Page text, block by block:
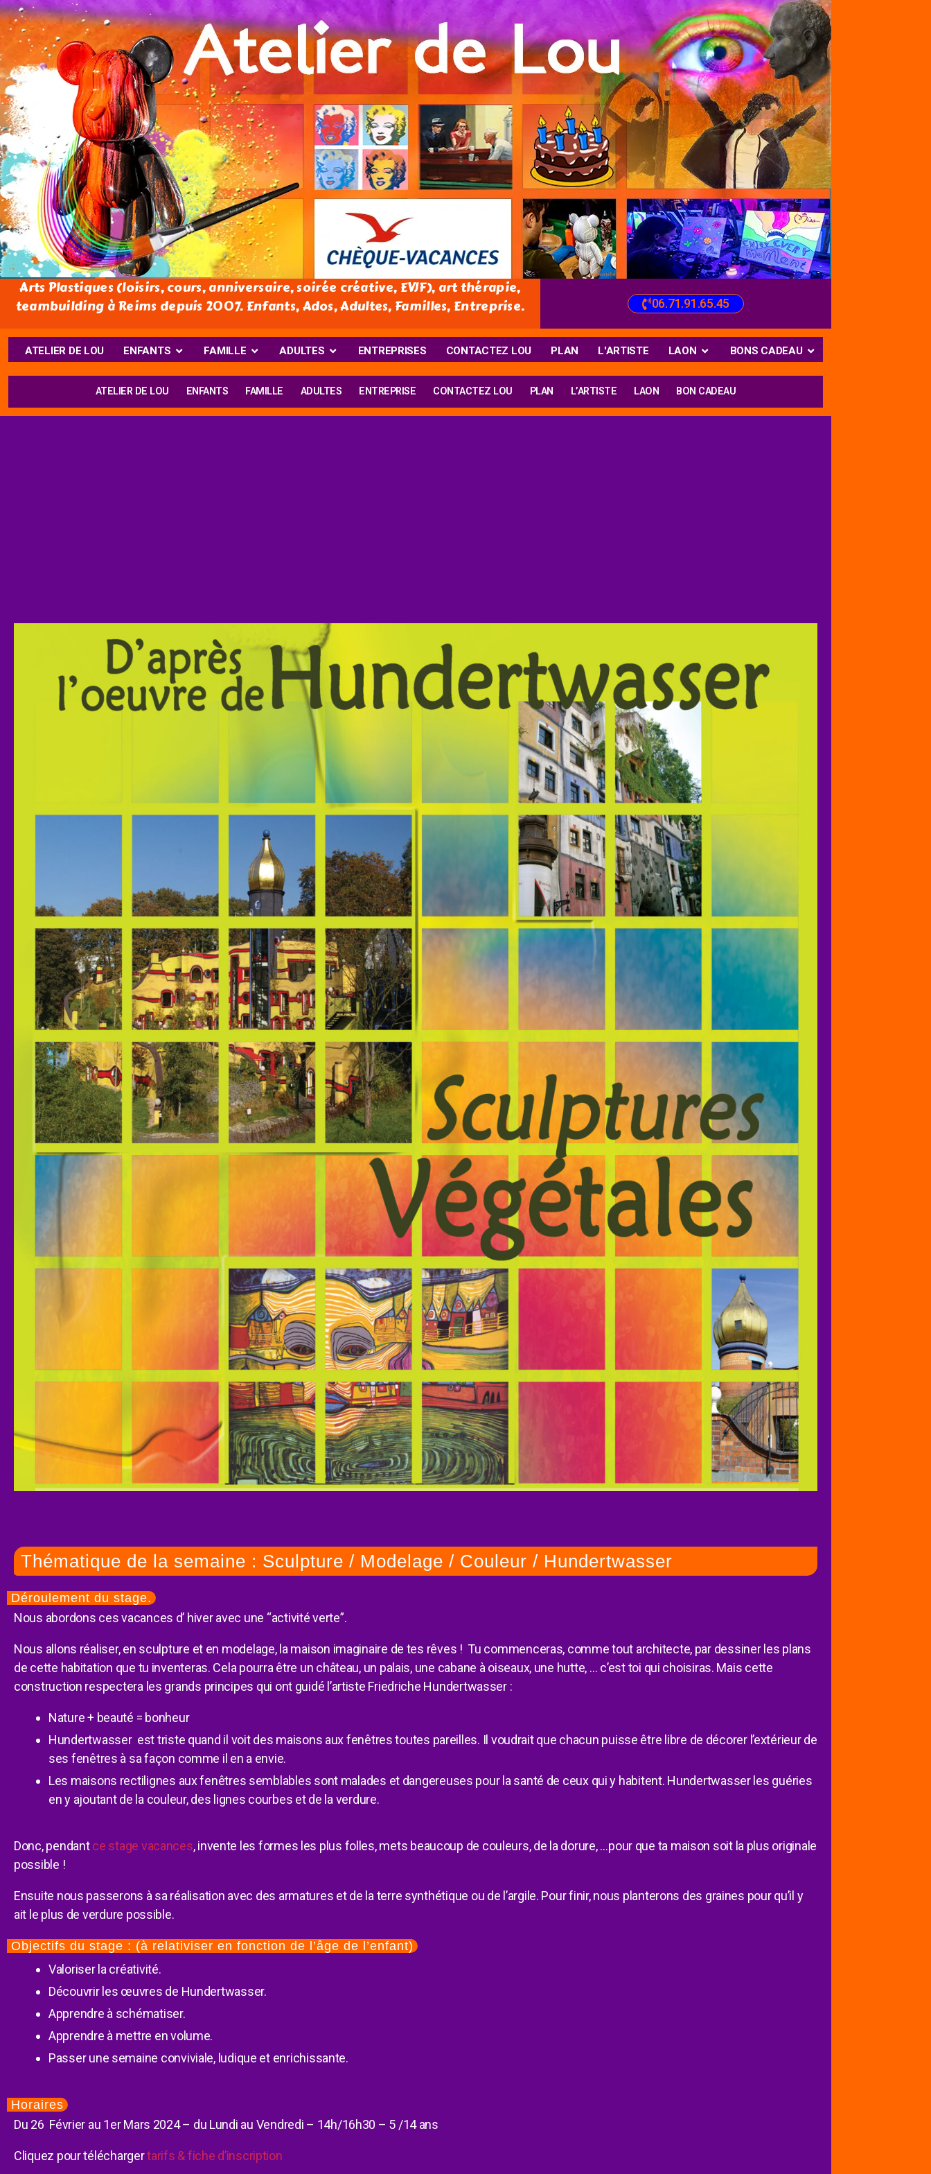
Arts Plastiques (loisirs, cours, anniversaire, soirée créative, EVJF), art thérapie,
teambuilding à Reims depuis 2007. Enfants, Ados, Adultes, Familles, Entreprise.
06.71.91.65.45
ATELIER DE LOU ENFANTS FAMILLE ADULTES ENTREPRISES CONTACTEZ LOU PLAN L'ARTISTE LAON BONS CADEAU
ATELIER DE LOU ENFANTS FAMILLE ADULTES ENTREPRISE CONTACTEZ LOU PLAN L’ARTISTE LAON BON CADEAU
Thématique de la semaine : Sculpture / Modelage / Couleur / Hundertwasser
Déroulement du stage.
Nous abordons ces vacances d’ hiver avec une “activité verte”.
Nous allons réaliser, en sculpture et en modelage, la maison imaginaire de tes rêves ! Tu commenceras, comme tout architecte, par dessiner les plans
de cette habitation que tu inventeras. Cela pourra être un château, un palais, une cabane à oiseaux, une hutte, … c’est toi qui choisiras. Mais cette
construction respectera les grands principes qui ont guidé l’artiste Friedriche Hundertwasser :
Nature + beauté = bonheur
Hundertwasser est triste quand il voit des maisons aux fenêtres toutes pareilles. Il voudrait que chacun puisse être libre de décorer l’extérieur de
ses fenêtres à sa façon comme il en a envie.
Les maisons rectilignes aux fenêtres semblables sont malades et dangereuses pour la santé de ceux qui y habitent. Hundertwasser les guéries
en y ajoutant de la couleur, des lignes courbes et de la verdure.
Donc, pendantce stage vacances, invente les formes les plus folles, mets beaucoup de couleurs, de la dorure, …pour que ta maison soit la plus originale
possible !
Ensuite nous passerons à sa réalisation avec des armatures et de la terre synthétique ou de l’argile. Pour finir, nous planterons des graines pour qu’il y
ait le plus de verdure possible.
Objectifs du stage : (à relativiser en fonction de l’âge de l’enfant)
Valoriser la créativité.
Découvrir les œuvres de Hundertwasser.
Apprendre à schématiser.
Apprendre à mettre en volume.
Passer une semaine conviviale, ludique et enrichissante.
Horaires
Du 26 Février au 1er Mars 2024 – du Lundi au Vendredi – 14h/16h30 – 5 /14 ans
Cliquez pour téléchargertarifs & fiche d’inscription